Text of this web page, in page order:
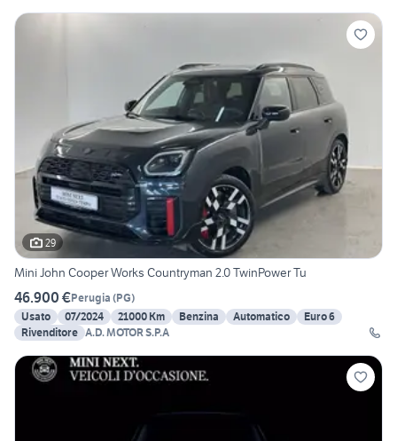
29
Mini John Cooper Works Countryman 2.0 TwinPower Tu
46.900 €Perugia (PG)
Usato
07/2024 21000 Km Benzina Automatico
Euro 6
Rivenditore A.D. MOTOR S.P.A